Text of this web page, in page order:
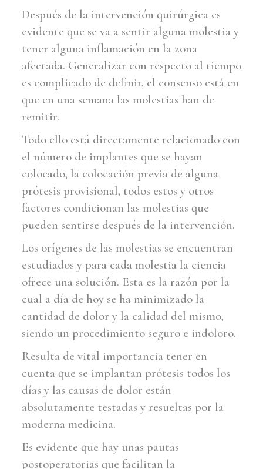
Después de la intervención quirúrgica es
evidente que se va a sentir alguna molestia y
tener alguna inflamación en la zona
afectada. Generalizar con respecto al tiempo
es complicado de definir, el consenso está en
que en una semana las molestias han de
remitir.
Todo ello está directamente relacionado con
el número de implantes que se hayan
colocado, la colocación previa de alguna
prótesis provisional, todos estos y otros
factores condicionan las molestias que
pueden sentirse después de la intervención.
Los orígenes de las molestias se encuentran
estudiados y para cada molestia la ciencia
ofrece una solución. Esta es la razón por la
cual a día de hoy se ha minimizado la
cantidad de dolor y la calidad del mismo,
siendo un procedimiento seguro e indoloro.
Resulta de vital importancia tener en
cuenta que se implantan prótesis todos los
días y las causas de dolor están
absolutamente testadas y resueltas por la
moderna medicina.
Es evidente que hay unas pautas
postoperatorias que facilitan la